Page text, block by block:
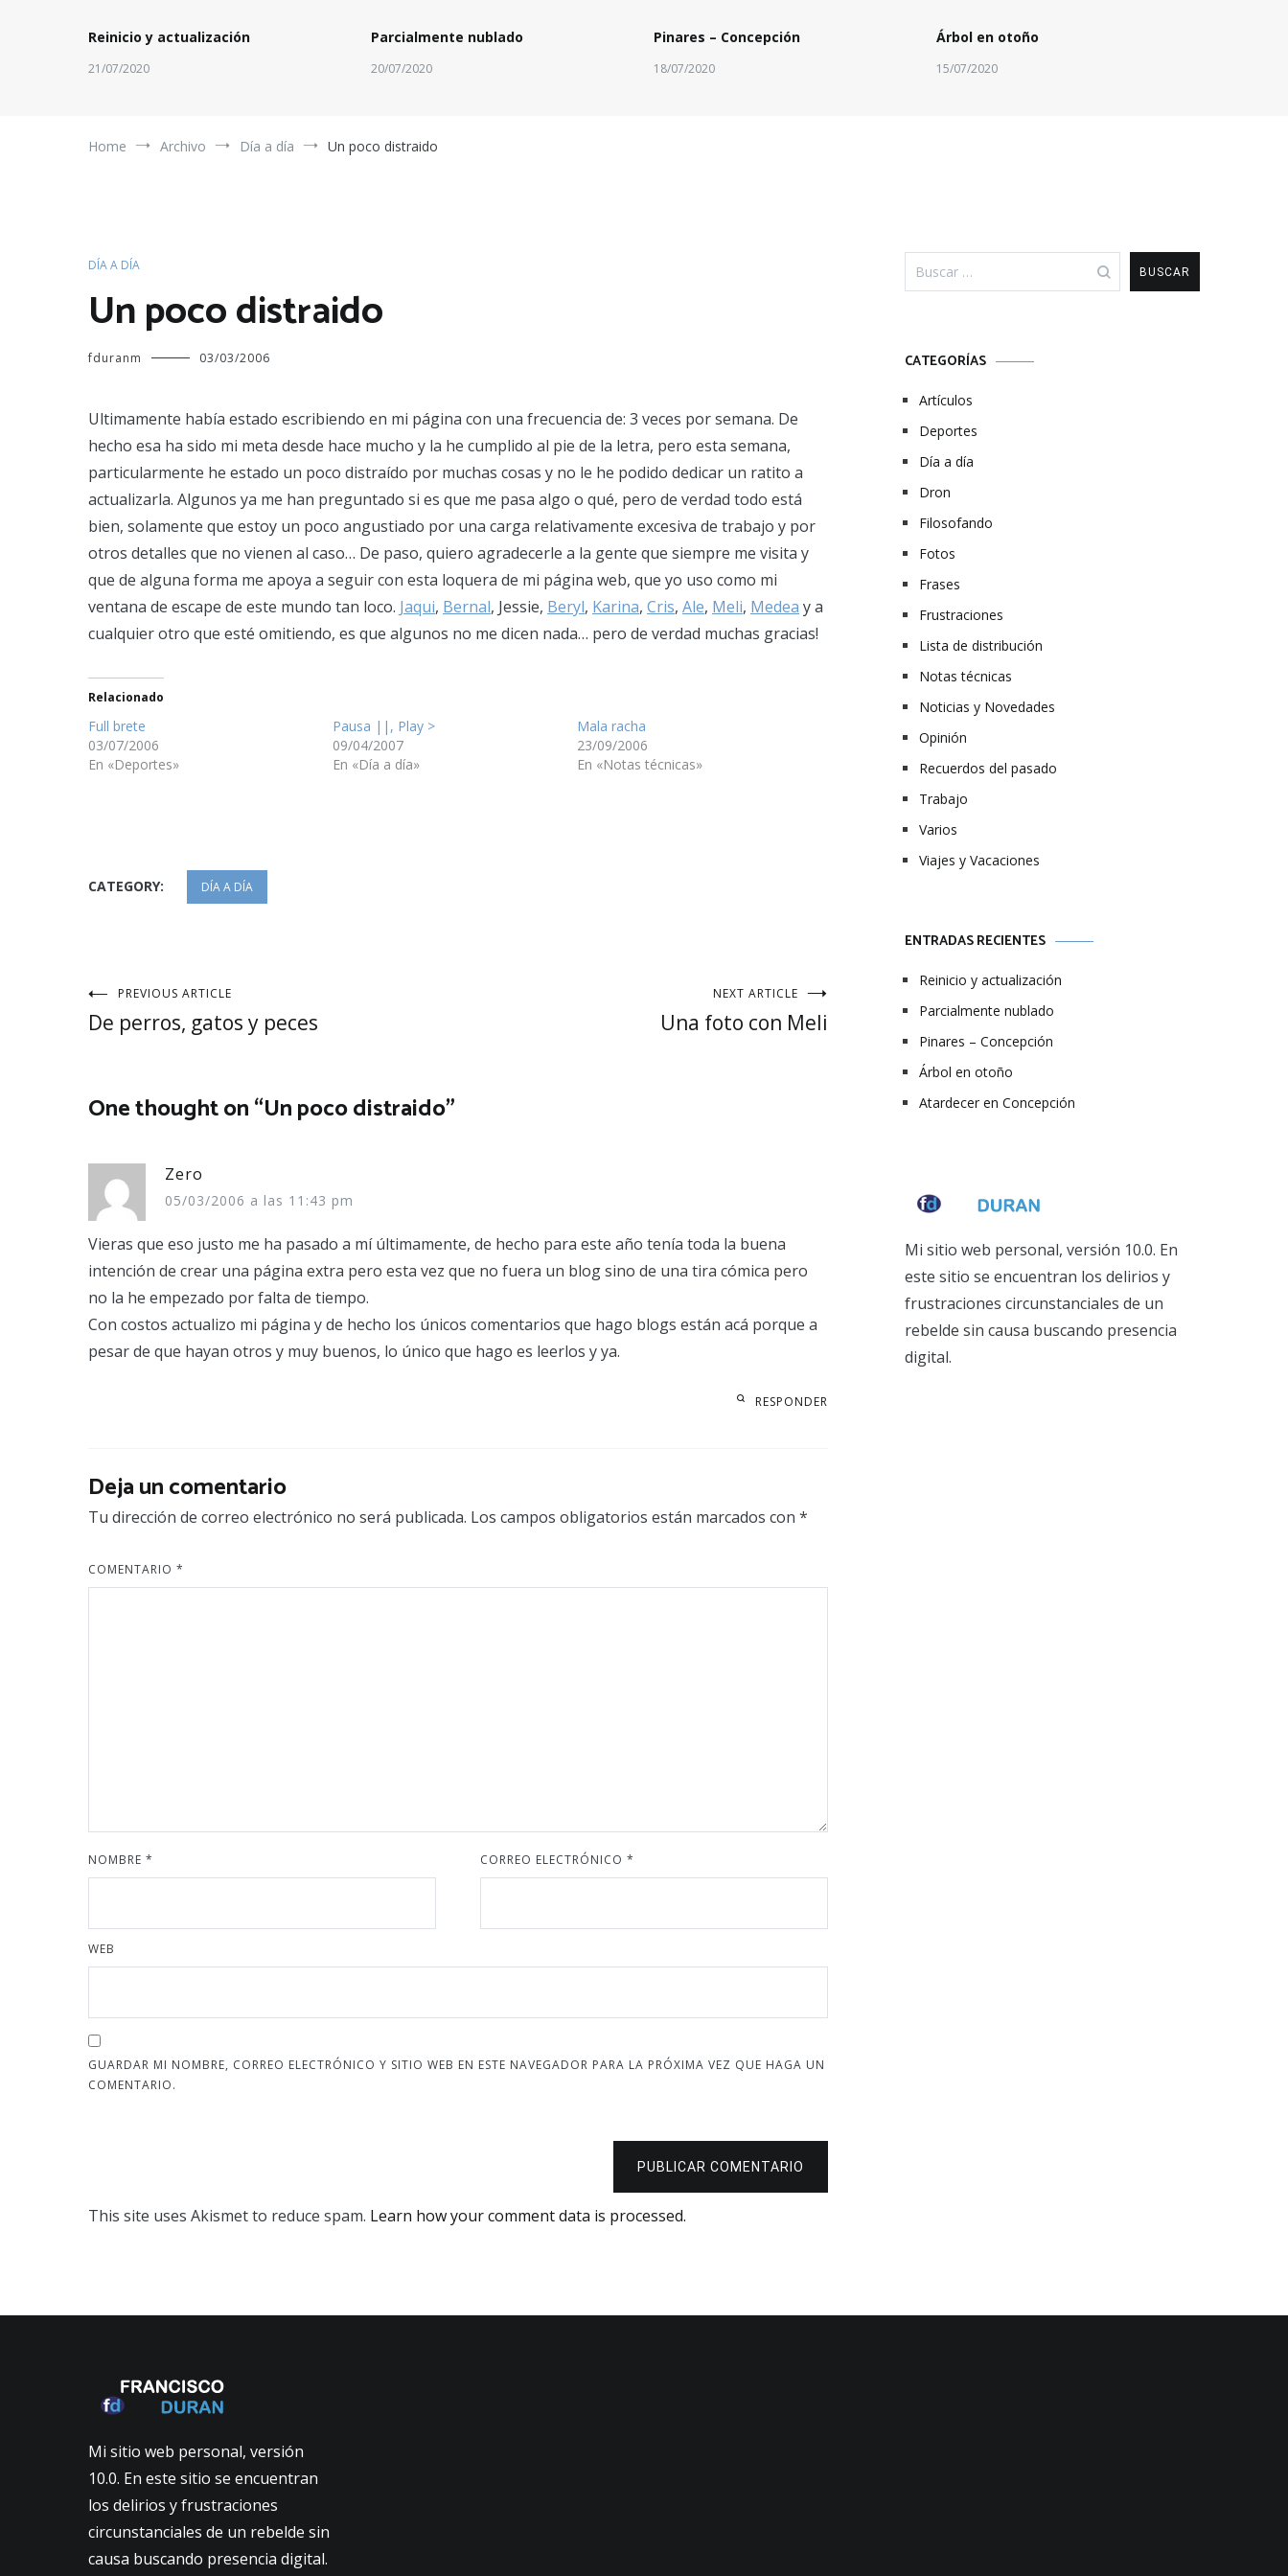
Reinicio y actualización
21/07/2020
Parcialmente nublado
20/07/2020
Pinares – Concepción
18/07/2020
Árbol en otoño
15/07/2020
Home Archivo Día a día Un poco distraido
DÍA A DÍA
Un poco distraido
fduranm 03/03/2006
Ultimamente había estado escribiendo en mi página con una frecuencia de: 3 veces por semana. De
hecho esa ha sido mi meta desde hace mucho y la he cumplido al pie de la letra, pero esta semana,
particularmente he estado un poco distraído por muchas cosas y no le he podido dedicar un ratito a
actualizarla. Algunos ya me han preguntado si es que me pasa algo o qué, pero de verdad todo está
bien, solamente que estoy un poco angustiado por una carga relativamente excesiva de trabajo y por
otros detalles que no vienen al caso… De paso, quiero agradecerle a la gente que siempre me visita y
que de alguna forma me apoya a seguir con esta loquera de mi página web, que yo uso como mi
ventana de escape de este mundo tan loco. Jaqui, Bernal, Jessie, Beryl, Karina, Cris, Ale, Meli, Medea y a
cualquier otro que esté omitiendo, es que algunos no me dicen nada… pero de verdad muchas gracias!
Relacionado
Full brete
03/07/2006
En «Deportes»
Pausa ||, Play >
09/04/2007
En «Día a día»
Mala racha
23/09/2006
En «Notas técnicas»
CATEGORY: DÍA A DÍA
Navegación
entradas
PREVIOUS ARTICLE
De perros, gatos y peces
NEXT ARTICLE
Una foto con Meli
One thought on “Un poco distraido”
Zero
05/03/2006 a las 11:43 pm
Vieras que eso justo me ha pasado a mí últimamente, de hecho para este año tenía toda la buena
intención de crear una página extra pero esta vez que no fuera un blog sino de una tira cómica pero
no la he empezado por falta de tiempo.
Con costos actualizo mi página y de hecho los únicos comentarios que hago blogs están acá porque a
pesar de que hayan otros y muy buenos, lo único que hago es leerlos y ya.
RESPONDER
Deja un comentario
Tu dirección de correo electrónico no será publicada. Los campos obligatorios están marcados con *
COMENTARIO *
NOMBRE * CORREO ELECTRÓNICO*
WEB
GUARDAR MI NOMBRE, CORREO ELECTRÓNICO Y SITIO WEB EN ESTE NAVEGADOR PARA LA PRÓXIMA VEZ QUE HAGA UN
COMENTARIO.
PUBLICAR COMENTARIO
This site uses Akismet to reduce spam. Learn how your comment data is processed.
CATEGORÍAS
Artículos
Deportes
Día a día
Dron
Filosofando
Fotos
Frases
Frustraciones
Lista de distribución
Notas técnicas
Noticias y Novedades
Opinión
Recuerdos del pasado
Trabajo
Varios
Viajes y Vacaciones
ENTRADAS RECIENTES
Reinicio y actualización
Parcialmente nublado
Pinares – Concepción
Árbol en otoño
Atardecer en Concepción
Mi sitio web personal, versión 10.0. En
este sitio se encuentran los delirios y
frustraciones circunstanciales de un
rebelde sin causa buscando presencia
digital.
Mi sitio web personal, versión
10.0. En este sitio se encuentran
los delirios y frustraciones
circunstanciales de un rebelde sin
causa buscando presencia digital.